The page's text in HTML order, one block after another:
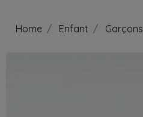
Home Enfant Garçons